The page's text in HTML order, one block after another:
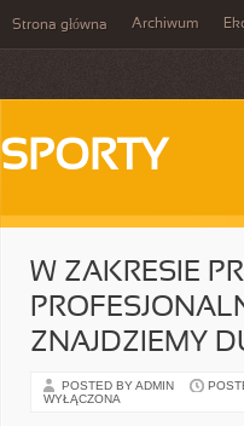
Strona główna Archiwum
SPORTY
W ZAKRESIE
ZNAJDZIEMY
POSTED BY ADMIN
WYŁĄCZONA